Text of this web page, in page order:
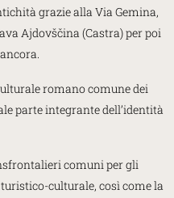
grazie alla Via Gemina,
Ajdovščina (Castra) per poi
romano comune dei
parte integrante dell’identità
comuni per gli
culturale, così come la